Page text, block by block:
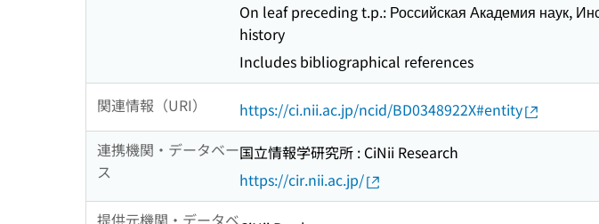
On leaf preceding t.p.: Российская Академия наук,
history
Includes bibliographical references
関連情報（URI）
https://ci.nii.ac.jp/ncid/BD0348922X#entity
連携機関・データベー
ス
国立情報学研究所 : CiNii Research
https://cir.nii.ac.jp/
提供元機関・データベ